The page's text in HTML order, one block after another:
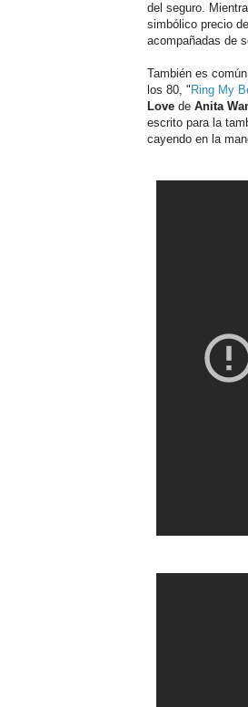
del seguro.
simbólico precio
acompañadas de
También es
los 80, " Ring My
Love de Anita
escrito para la
cayendo en la